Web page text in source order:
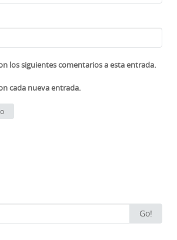
los siguientes comentarios a esta entrada.
cada nueva entrada.
Go!